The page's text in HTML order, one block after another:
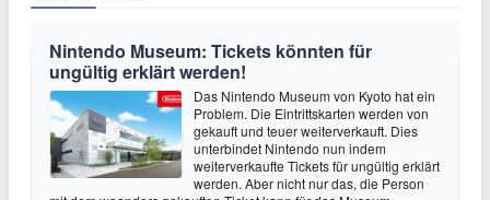
Nintendo Museum: Tickets könnten für
ungültig erklärt werden!
Das Nintendo Museum von Kyoto hat ein
Problem. Die Eintrittskarten werden von
gekauft und teuer weiterverkauft. Dies
unterbindet Nintendo nun indem
weiterverkaufte Tickets für ungültig erklärt
werden. Aber nicht nur das, die Person